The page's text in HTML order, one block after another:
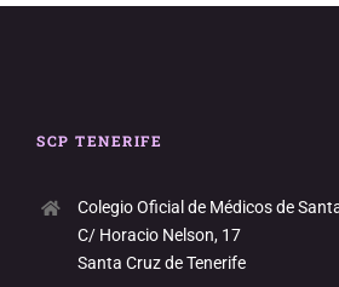
SCP TENERIFE
Colegio Oficial de Médicos de
C/ Horacio Nelson, 17
Santa Cruz de Tenerife